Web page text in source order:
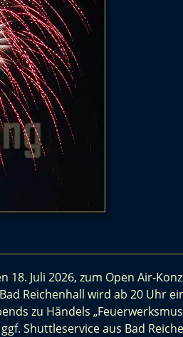
18. Juli 2026, zum Open Air-
Reichenhall wird ab 20 Uhr
zu Händels
Shuttleservice aus Bad